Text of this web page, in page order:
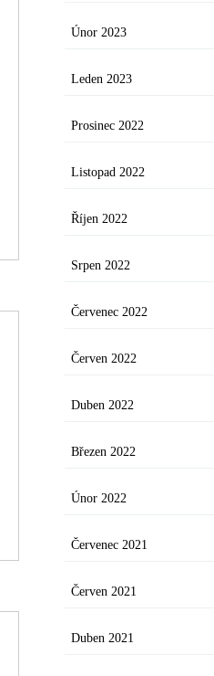
Únor 2023
Leden 2023
Prosinec 2022
Listopad 2022
Říjen 2022
Srpen 2022
Červenec 2022
Červen 2022
Duben 2022
Březen 2022
Únor 2022
Červenec 2021
Červen 2021
Duben 2021